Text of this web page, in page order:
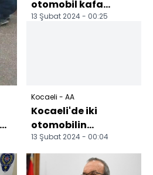
otomobil kafa
kafaya çarpıştı: 3
13 Şubat 2024 - 00:25
Kocaeli - AA
Kocaeli'de iki
otomobilin
çarpıştığı kazada
biri ağır 3 kişi
yaralandı
13 Şubat 2024 - 00:04